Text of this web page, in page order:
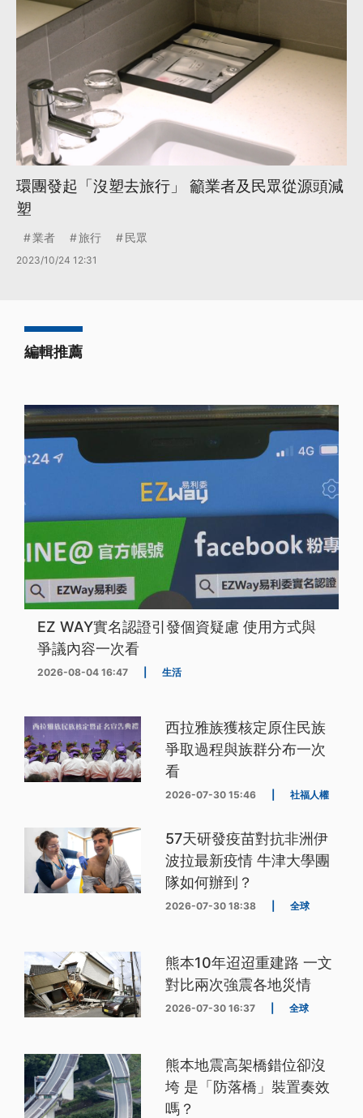
環團發起「沒塑去旅行」 籲業者及民眾從源頭減
塑
業者 旅行 民眾
2023/10/24 12:31
編輯推薦
EZ WAY實名認證引發個資疑慮 使用方式與
爭議內容一次看
2026-08-04 16:47 生活
西拉雅族獲核定原住民族
爭取過程與族群分布一次
看
2026-07-30 15:46 社福人權
57天研發疫苗對抗非洲伊
波拉最新疫情 牛津大學團
隊如何辦到？
2026-07-30 18:38 全球
熊本10年迢迢重建路 一文
對比兩次強震各地災情
2026-07-30 16:37 全球
熊本地震高架橋錯位卻沒
垮 是「防落橋」裝置奏效
嗎？